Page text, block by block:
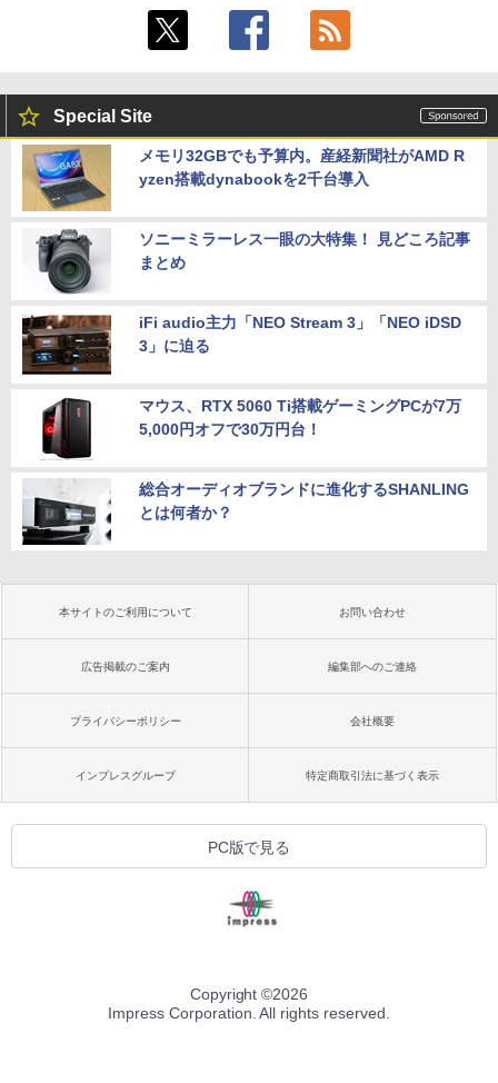
Special Site
メモリ32GBでも予算内。産経新聞社がAMD R
yzen搭載dynabookを2千台導入
ソニーミラーレス一眼の大特集！ 見どころ記事
まとめ
iFi audio主力「NEO Stream 3」「NEO iDSD
3」に迫る
マウス、RTX 5060 Ti搭載ゲーミングPCが7万
5,000円オフで30万円台！
総合オーディオブランドに進化するSHANLING
とは何者か？
本サイトのご利用について お問い合わせ
広告掲載のご案内 編集部へのご連絡
プライバシーポリシー 会社概要
インプレスグループ 特定商取引法に基づく表示
PC版で見る
Copyright ©2026
Impress Corporation. All rights reserved.